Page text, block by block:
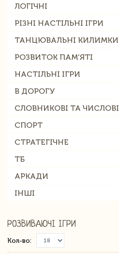
ЛОГІЧНІ
РІЗНІ НАСТІЛЬНІ ІГРИ
ТАНЦЮВАЛЬНІ КИЛИМКИ
РОЗВИТОК ПАМ'ЯТІ
НАСТІЛЬНІ ІГРИ
В ДОРОГУ
СЛОВНИКОВІ ТА ЧИСЛОВІ
СПОРТ
СТРАТЕГІЧНЕ
ТБ
АРКАДИ
ІНШІ
РОЗВИВАЮЧІ ІГРИ
Кол-во: